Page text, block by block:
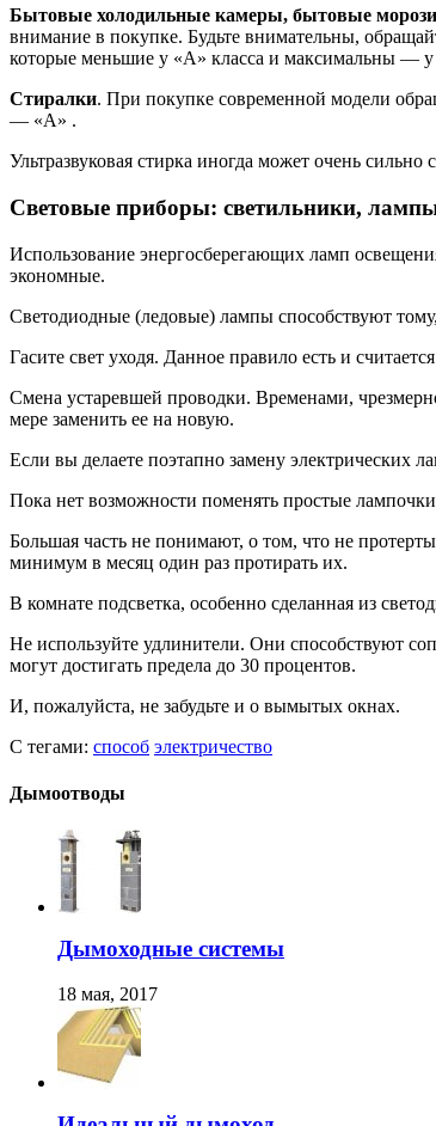
Бытовые холодильные камеры, бытовые
внимание в покупке. Будьте внимательны,
которые меньшие у «А» класса и максимальны — у
Стиралки. При покупке современной модели
— «А» .
Ультразвуковая стирка иногда может очень
Световые приборы: светильники,
Использование энергосберегающих ламп
экономные.
Светодиодные (ледовые) лампы способствуют
Гасите свет уходя. Данное правило есть и
Смена устаревшей проводки. Временами,
мере заменить ее на новую.
Если вы делаете поэтапно замену электрических
Пока нет возможности поменять простые
Большая часть не понимают, о том, что не
минимум в месяц один раз протирать их.
В комнате подсветка, особенно сделанная из
Не используйте удлинители. Они способствуют
могут достигать предела до 30 процентов.
И, пожалуйста, не забудьте и о вымытых окнах.
С тегами: способ электричество
Дымоотводы
Дымоходные системы
18 мая, 2017